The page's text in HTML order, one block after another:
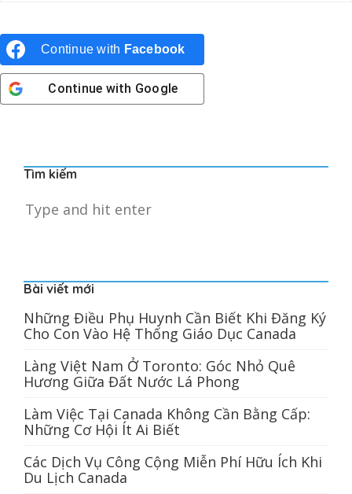
Continue with Facebook
Continue with Google
Tìm kiếm
Bài viết mới
Những Điều Phụ Huynh Cần Biết Khi Đăng Ký
Cho Con Vào Hệ Thống Giáo Dục Canada
Làng Việt Nam Ở Toronto: Góc Nhỏ Quê
Hương Giữa Đất Nước Lá Phong
Làm Việc Tại Canada Không Cần Bằng Cấp:
Những Cơ Hội Ít Ai Biết
Các Dịch Vụ Công Cộng Miễn Phí Hữu Ích Khi
Du Lịch Canada